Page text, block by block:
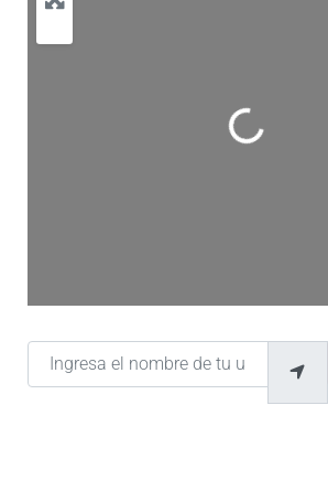
Cargando…
Ingresa el nombre de tu ubicación